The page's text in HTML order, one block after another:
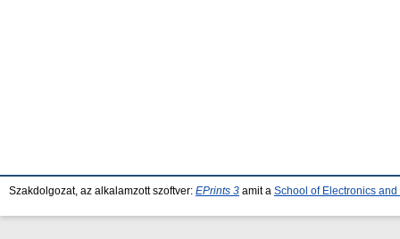
Szakdolgozat, az alkalamzott szoftver: EPrints 3 amit a School of Electronics